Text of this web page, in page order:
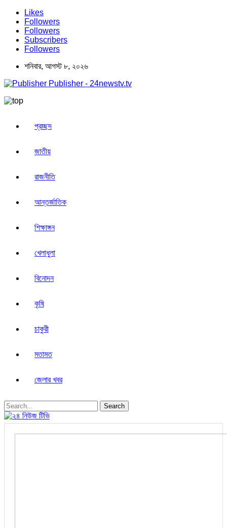
Likes
Followers
Followers
Subscribers
Followers
শনিবার, আগস্ট ৮, ২০২৬
Publisher - 24newstv.tv
প্রচ্ছদ
জাতীয়
রাজনীতি
আন্তর্জাতিক
শিক্ষাঙ্গন
খেলাধুলা
বিনোদন
কৃষি
চাকুরী
মতামত
জেলার খবর